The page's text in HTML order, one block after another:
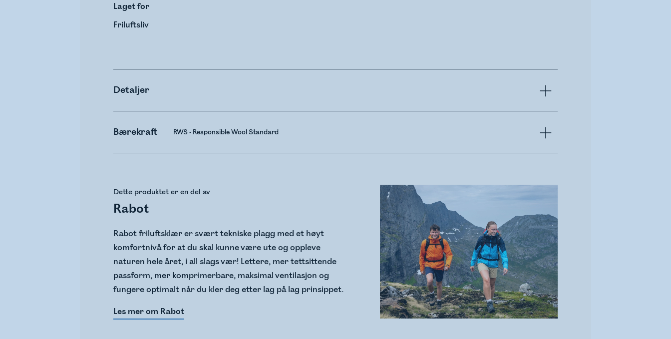
Laget for
Friluftsliv
Detaljer
Bærekraft RWS - Responsible Wool Standard
Dette produktet er en del av
Rabot
Rabot friluftsklær er svært tekniske plagg med et høyt
komfortnivå for at du skal kunne være ute og oppleve
naturen hele året, i all slags vær! Lettere, mer tettsittende
passform, mer komprimerbare, maksimal ventilasjon og
fungere optimalt når du kler deg etter lag på lag prinsippet.
Les mer om Rabot